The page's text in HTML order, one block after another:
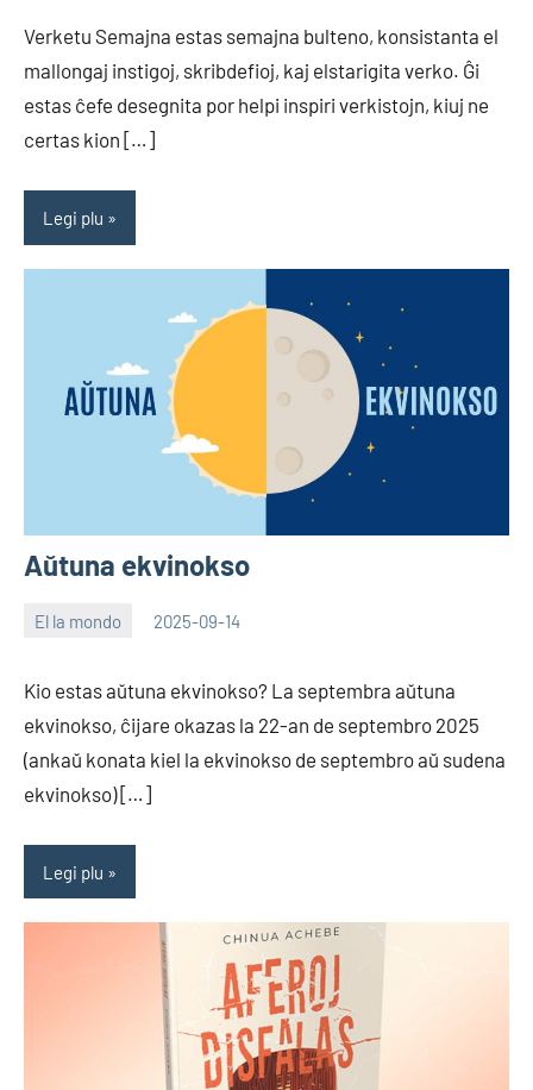
Verketu Semajna estas semajna bulteno, konsistanta el
mallongaj instigoj, skribdefioj, kaj elstarigita verko. Ĝi
estas ĉefe desegnita por helpi inspiri verkistojn, kiuj ne
certas kion […]
Legi plu
Aŭtuna ekvinokso
El la mondo 2025-09-14
Kio estas aŭtuna ekvinokso? La septembra aŭtuna
ekvinokso, ĉijare okazas la 22-an de septembro 2025
(ankaŭ konata kiel la ekvinokso de septembro aŭ sudena
ekvinokso) […]
Legi plu